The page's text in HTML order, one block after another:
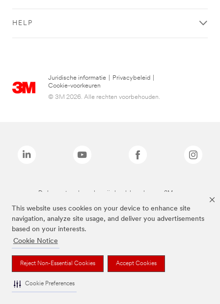
This website uses cookies on your device to enhance site
navigation, analyze site usage, and deliver you advertisements
based on your interests.
Cookie Notice
Reject Non-Essential Cookies Accept Cookies
Cookie Preferences
HELP
Juridische informatie Privacybeleid
Cookie-voorkeuren
© 3M 2026. Alle rechten voorbehouden.
De bovenstaande merken zijn handelsmerken van 3M.we